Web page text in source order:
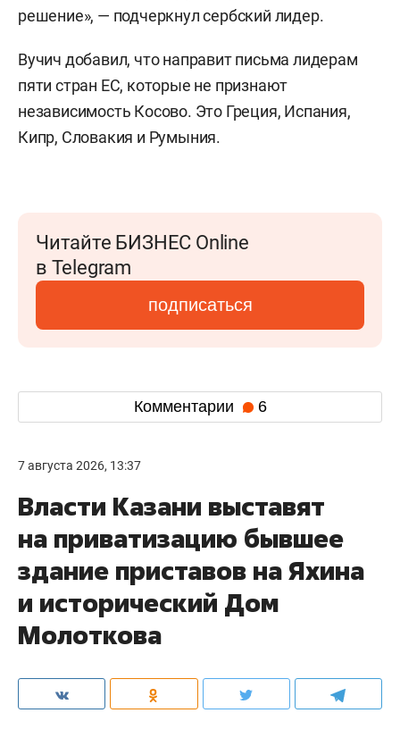
решение», — подчеркнул сербский лидер.
Вучич добавил, что направит письма лидерам
пяти стран ЕС, которые не признают
независимость Косово. Это Греция, Испания,
Кипр, Словакия и Румыния.
Читайте БИЗНЕС Online
в Telegram
подписаться
Комментарии 6
7 августа 2026, 13:37
Власти Казани выставят
на приватизацию бывшее
здание приставов на Яхина
и исторический Дом
Молоткова